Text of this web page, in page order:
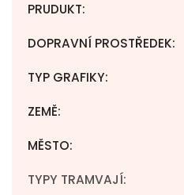
PRUDUKT:
DOPRAVNÍ PROSTŘEDEK:
TYP GRAFIKY:
ZEMĚ:
MĚSTO:
TYPY TRAMVAJÍ: